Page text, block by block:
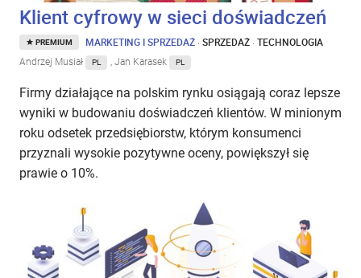
Klient cyfrowy w sieci doświadczeń
PREMIUM MARKETING I SPRZEDAŻ ·SPRZEDAŻ ·TECHNOLOGIA
Andrzej Musiał PL , Jan Karasek PL
Firmy działające na polskim rynku osiągają coraz lepsze
wyniki w budowaniu doświadczeń klientów. W minionym
roku odsetek przedsiębiorstw, którym konsumenci
przyznali wysokie pozytywne oceny, powiększył się
prawie o 10%.